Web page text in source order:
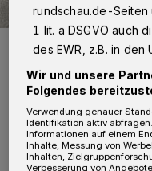
Müll möglichst sinnvoll zu
ie
rundschau.de-Seiten
1 lit. a DSGVO auch
des EWR, z.B. in den
Wir und unsere
Folgendes
Verwendung genauer
Identifikation aktiv
Informationen auf einem
Inhalte, Messung von
Inhalten,
Verbesserung von